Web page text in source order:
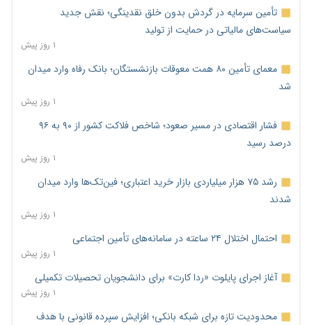
تأمین سرمایه در گردش بدون خلق نقدینگی؛ نقش جدید
سیاست‌های مالیاتی در حمایت از تولید
۱ روز پیش
معمای تأمین ۸۰ همت معوقات بازنشستگان؛ بانک رفاه وارد میدان
شد
۱ روز پیش
فشار اقتصادی در مسیر صعود؛ شاخص فلاکت کشور از ۹۰ به ۹۶
درصد رسید
۱ روز پیش
رشد ۷۵ هزار میلیاردی بازار خرید اعتباری؛ فین‌تک‌ها وارد میدان
شدند
۱ روز پیش
احتمال اختلال ۲۴ ساعته در سامانه‌های تأمین اجتماعی
۱ روز پیش
آغاز اجرای پایلوت «ردا کارت» برای دانشجویان تحصیلات تکمیلی
۱ روز پیش
محدودیت تازه برای شبکه بانکی؛ افزایش سپرده قانونی با هدف